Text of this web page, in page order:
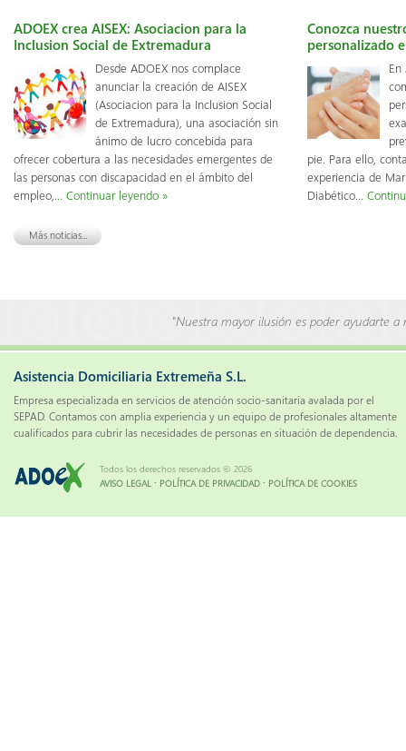
ADOEX crea AISEX: Asociacion para la
Inclusion Social de Extremadura
Desde ADOEX nos complace
anunciar la creación de AISEX
(Asociacion para la Inclusion Social
de Extremadura), una asociación sin
ánimo de lucro concebida para
ofrecer cobertura a las necesidades emergentes de
las personas con discapacidad en el ámbito del
empleo, … Continuar leyendo »
Conozca
personalizado
En
pie. Para ello,
experiencia de
Diabético…
Más noticias...
"Nuestra mayor ilusión es poder ayudarte
Asistencia Domiciliaria Extremeña S.L.
Empresa especializada en servicios de atención socio-sanitaria avalada por el
SEPAD. Contamos con amplia experiencia y un equipo de profesionales altamente
cualificados para cubrir las necesidades de personas en situación de dependencia.
Todos los derechos reservados © 2026
AVISO LEGAL · POLÍTICA DE PRIVACIDAD · POLÍTICA DE COOKIES